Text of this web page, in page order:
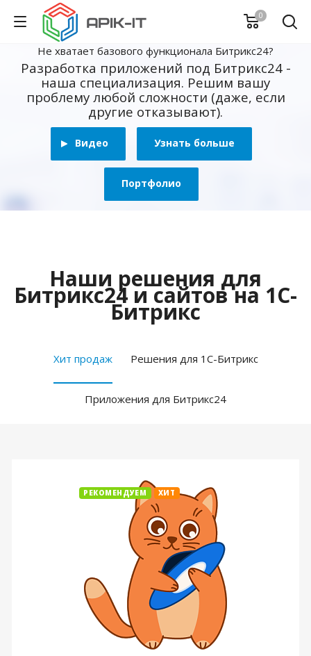
0
Не хватает базового функционала Битрикс24?
Разработка приложений под Битрикс24 -
наша специализация. Решим вашу
проблему любой сложности (даже, если
другие отказывают).
Видео Узнать больше
Портфолио
Наши решения для
Битрикс24 и сайтов на 1С-
Битрикс
Хит продаж Решения для 1С-Битрикс
Приложения для Битрикс24
РЕКОМЕНДУЕМ ХИТ